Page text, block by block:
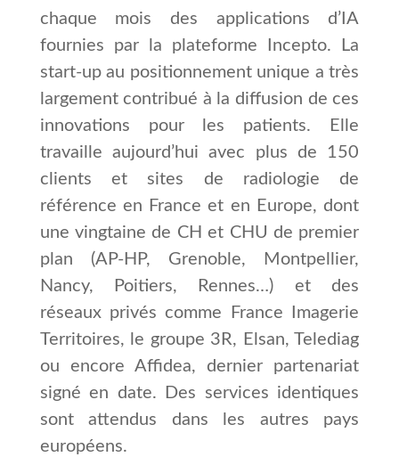
chaque mois des applications d’IA
fournies par la plateforme Incepto. La
start-up au positionnement unique a très
largement contribué à la diffusion de ces
innovations pour les patients. Elle
travaille aujourd’hui avec plus de 150
clients et sites de radiologie de
référence en France et en Europe, dont
une vingtaine de CH et CHU de premier
plan (AP-HP, Grenoble, Montpellier,
Nancy, Poitiers, Rennes…) et des
réseaux privés comme France Imagerie
Territoires, le groupe 3R, Elsan, Telediag
ou encore Affidea, dernier partenariat
signé en date. Des services identiques
sont attendus dans les autres pays
européens.